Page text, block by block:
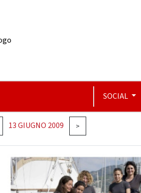
SOCIAL
13 GIUGNO 2009 >